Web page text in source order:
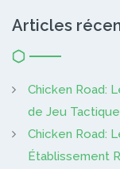
Articles
Chicken Road:
de Jeu Tactique
Chicken Road:
Établissement